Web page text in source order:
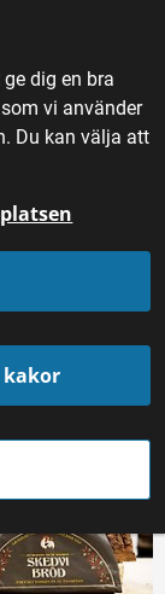
dig en bra
vi använder
Du kan välja att
kakor
Original och